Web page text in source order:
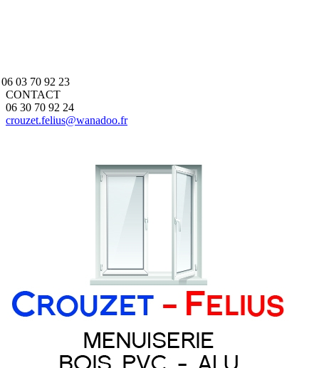
03 70 92 23
CONTACT
06 30 70 92 24
crouzet.felius@wanadoo.fr